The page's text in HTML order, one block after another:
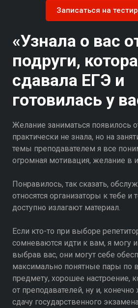
Записаться на
«Узнала о вас
подруги,
сдавала ЕГЭ и
готовилась у
Желание заниматься появилось
практически не знала, но на
темы преподавателем я все
огромная мотивация, желание в
Понравилось, так сказать,
относятся организаторы к тебе и
доступно излагают материал.
Если кто-то при выборе
сомневаются идти к вам, я могу
выбрав вас, они могут себе
максимально понятные пары по
предмету, хорошее настроение,
от преподавателей, ну и,
сдачу государственного